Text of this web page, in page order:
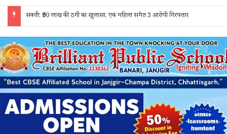
सक्ती: ₹90 लाख की ठगी का खुलासा, एक महिला समेत 3 आरोपी गिरफ्तार